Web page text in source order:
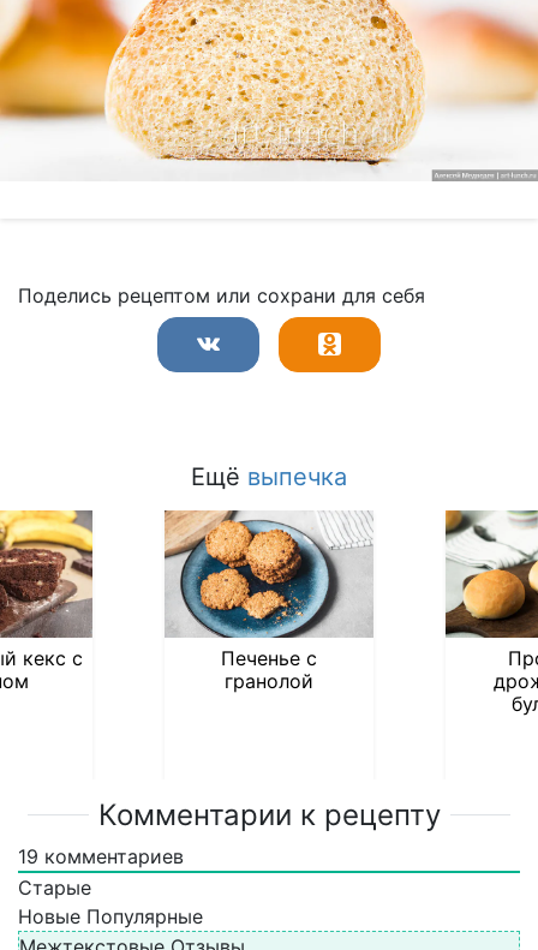
Поделись рецептом или сохрани для себя
Ещё выпечка
кекс с
Печенье с
гранолой
Комментарии к рецепту
19 комментариев
Старые
Новые Популярные